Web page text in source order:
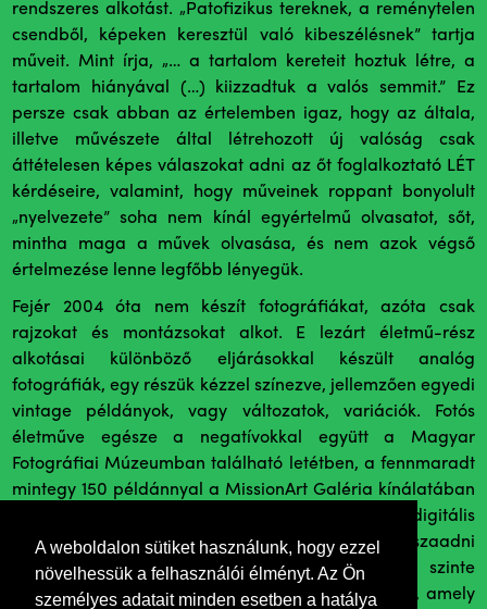
A weboldalon sütiket használunk, hogy ezzel
növelhessük a felhasználói élményt. Az Ön
személyes adatait minden esetben a hatálya
rendszeres alkotást. „Patofizikus tereknek, a reménytelen
csendből, képeken keresztül való kibeszélésnek” tartja
műveit. Mint írja, „… a tartalom kereteit hoztuk létre, a
tartalom hiányával (…) kiizzadtuk a valós semmit.” Ez
persze csak abban az értelemben igaz, hogy az általa,
illetve művészete által létrehozott új valóság csak
áttételesen képes válaszokat adni az őt foglalkoztató LÉT
kérdéseire, valamint, hogy műveinek roppant bonyolult
„nyelvezete” soha nem kínál egyértelmű olvasatot, sőt,
mintha maga a művek olvasása, és nem azok végső
értelmezése lenne legfőbb lényegük.
Fejér 2004 óta nem készít fotográfiákat, azóta csak
rajzokat és montázsokat alkot. E lezárt életmű-rész
alkotásai különböző eljárásokkal készült analóg
fotográfiák, egy részük kézzel színezve, jellemzően egyedi
vintage példányok, vagy változatok, variációk. Fotós
életműve egésze a negatívokkal együtt a Magyar
Fotográfiai Múzeumban található letétben, a fennmaradt
mintegy 150 példánnyal a MissionArt Galéria kínálatában
és kiállításain találkozhatnak majd. Sajnos a digitális
látvány a képernyőn egyáltalán nem képes visszaadni
Fejér képeinek hihetetlen varázsát, azt a szinte
mikroszkopikus, grafikaiélességet és pontosságot , amely